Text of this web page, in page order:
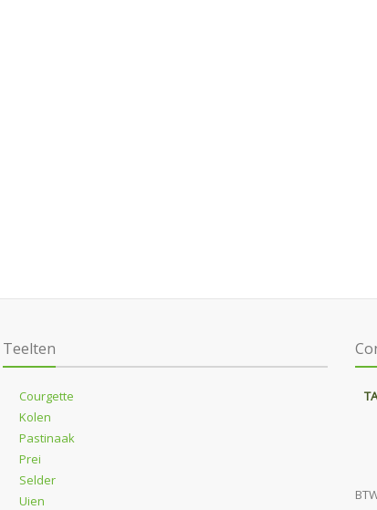
Teelten
Courgette
Kolen
Pastinaak
Prei
Selder
Uien